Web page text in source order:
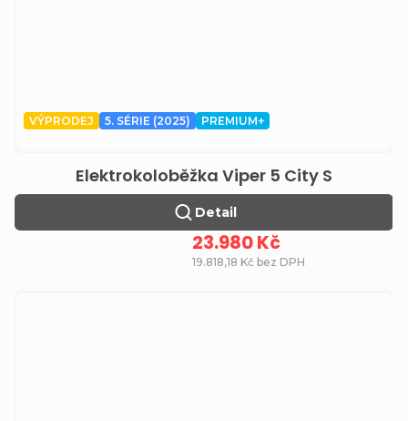
VÝPRODEJ 5. SÉRIE (2025) PREMIUM+
Elektrokoloběžka Viper 5 City S
19.818,18 Kč bez DPH
23.980 Kč
Detail